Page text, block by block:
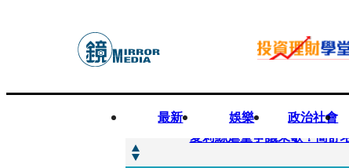
最新 娛樂 政治社會
快訊
夏莉絲虐童爭議未歇！簡